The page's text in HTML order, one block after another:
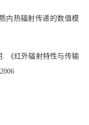
内热辐射传递的数值模
《红外辐射特性与传输